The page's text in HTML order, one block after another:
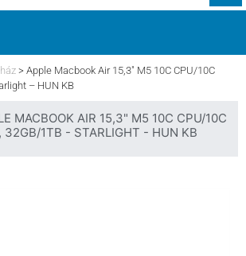
> Apple Macbook Air 15,3″ M5 10C CPU/10C
– HUN KB
MACBOOK AIR 15,3" M5 10C CPU/10C
32GB/1TB - STARLIGHT - HUN KB